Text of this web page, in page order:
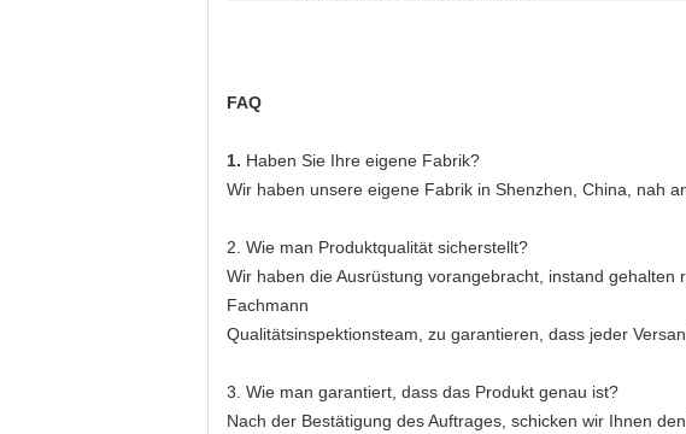
FAQ
1. Haben Sie Ihre eigene Fabrik?
Wir haben unsere eigene Fabrik in Shenzhen, China, nah
2. Wie man Produktqualität sicherstellt?
Wir haben die Ausrüstung vorangebracht, instand
Fachmann
Qualitätsinspektionsteam, zu garantieren, dass jeder
3. Wie man garantiert, dass das Produkt genau ist?
Nach der Bestätigung des Auftrages, schicken wir Ihnen